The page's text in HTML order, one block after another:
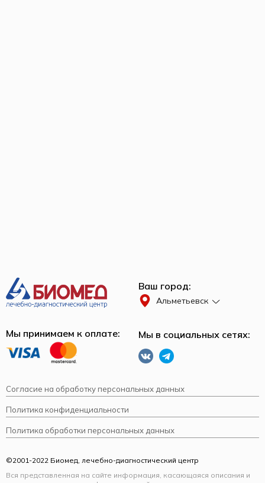
Ваш город:
Альметьевск
Мы принимаем к оплате: Мы в социальных сетях:
©2001-2022 Биомед, лечебно-диагностический центр
Вся представленная на сайте информация, касающаяся описания и
Согласие на обработку персональных данных
Политика конфиденциальности
Политика обработки персональных данных